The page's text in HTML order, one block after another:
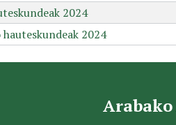
2024
2024